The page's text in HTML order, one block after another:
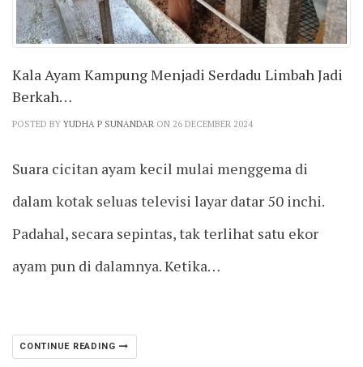
Kala Ayam Kampung Menjadi Serdadu Limbah Jadi
Berkah…
POSTED BY YUDHA P SUNANDAR ON 26 DECEMBER 2024
Suara cicitan ayam kecil mulai menggema di
dalam kotak seluas televisi layar datar 50 inchi.
Padahal, secara sepintas, tak terlihat satu ekor
ayam pun di dalamnya. Ketika…
CONTINUE READING